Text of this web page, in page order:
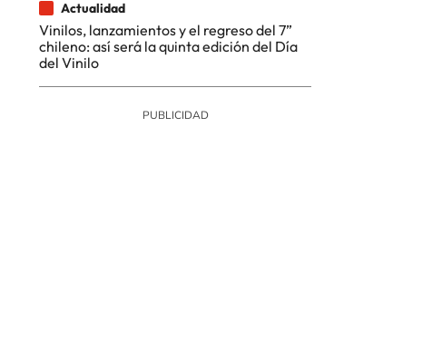
Actualidad
Vinilos, lanzamientos y el regreso del 7”
chileno: así será la quinta edición del Día
del Vinilo